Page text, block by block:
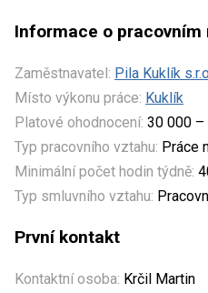
Informace o pracovním
Zaměstnavatel: Pila Kuklík
Místo výkonu práce: Kuklík
Platové ohodnocení: 30 000 –
Typ pracovního vztahu: Práce
Minimální počet hodin týdně:
Typ smluvního vztahu:
První kontakt
Kontaktní osoba: Krčil Martin